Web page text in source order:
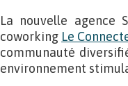
La nouvelle agence
coworking Le
communauté
environnement